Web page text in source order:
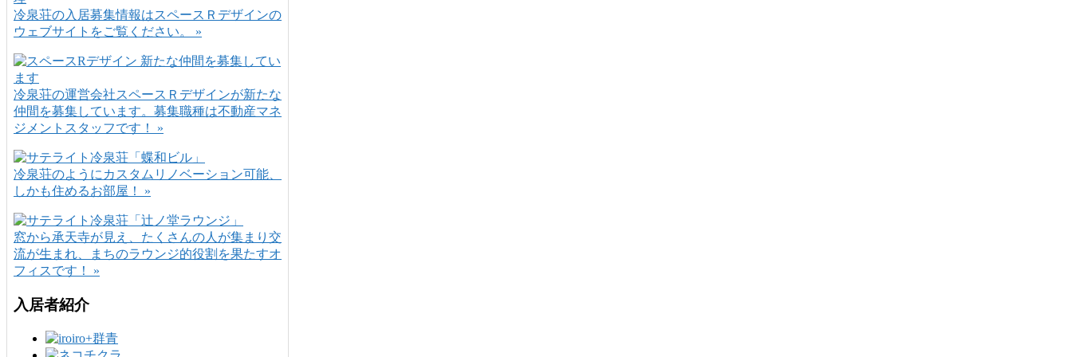
冷泉荘の入居募集情報はスペースＲデザインの
ウェブサイトをご覧ください。 »
冷泉荘の運営会社スペースＲデザインが新たな
仲間を募集しています。募集職種は不動産マネ
ジメントスタッフです！ »
冷泉荘のようにカスタムリノベーション可能、
しかも住めるお部屋！ »
窓から承天寺が見え、たくさんの人が集まり交
流が生まれ、まちのラウンジ的役割を果たすオ
フィスです！ »
入居者紹介